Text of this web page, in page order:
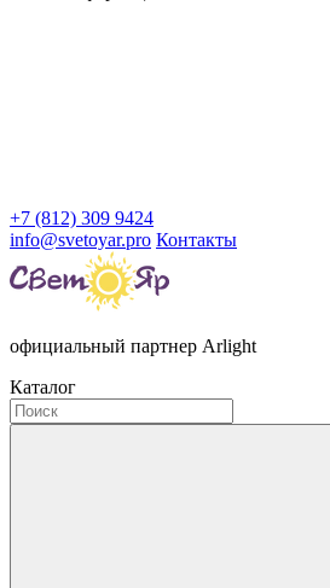
+7 (812) 309 9424
info@svetoyar.pro Контакты
официальный партнер Arlight
Каталог